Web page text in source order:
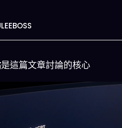
是這篇文章討論的核心